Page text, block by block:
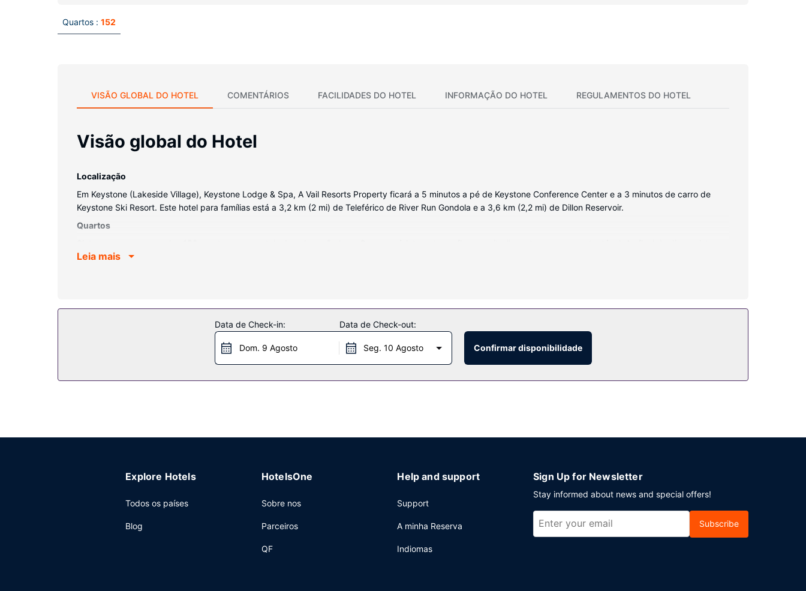
Quartos : 152
VISÃO GLOBAL DO HOTEL COMENTÁRIOS FACILIDADES DO HOTEL INFORMAÇÃO DO HOTEL REGULAMENTOS DO HOTEL
Visão global do Hotel
Localização
Em Keystone (Lakeside Village), Keystone Lodge & Spa, A Vail Resorts Property ficará a 5 minutos a pé de Keystone Conference Center e a 3 minutos de carro de
Keystone Ski Resort. Este hotel para famílias está a 3,2 km (2 mi) de Teleférico de River Run Gondola e a 3,6 km (2,2 mi) de Dillon Reservoir.
Quartos
uma seleção de canais por cabo. As casas de banho privativas dispõem de uma combinação polibã/banheira, artigos de higiene grátis e secadores de cabelo. As
algumas das opções para recobrar energias após um dia intenso nas montanhas. As facilidades adicionais incluem Wi-fi grátis, uma sala de jogos e armazenamento
de esquis. Chegue às pistas de esqui em menos de nada com o autocarro grátis à sua disposição.
Termine o dia com uma bebida refrescante no bar/lounge.
Leia mais
Data de Check-in:
Dom. 9 Agosto
Data de Check-out:
Seg. 10 Agosto Confirmar disponibilidade
Explore Hotels
Todos os países
Blog
HotelsOne
Sobre nos
Parceiros
QF
Help and support
Support
A minha Reserva
Indiomas
Sign Up for Newsletter
Stay informed about news and special offers!
Subscribe